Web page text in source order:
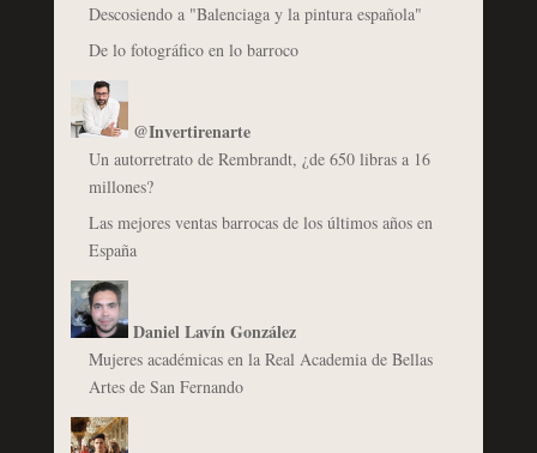
Descosiendo a "Balenciaga y la pintura española"
De lo fotográfico en lo barroco
@Invertirenarte
Un autorretrato de Rembrandt, ¿de 650 libras a 16
millones?
Las mejores ventas barrocas de los últimos años en
España
Daniel Lavín González
Mujeres académicas en la Real Academia de Bellas
Artes de San Fernando